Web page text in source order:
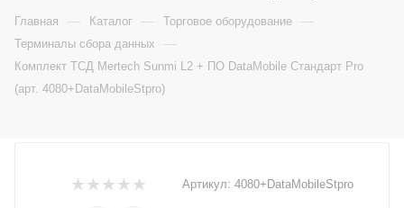
Главная — Каталог — Торговое оборудование —
Терминалы сбора данных —
Комплект ТСД Mertech Sunmi L2 + ПО DataMobile Стандарт Pro
(арт. 4080+DataMobileStpro)
Артикул: 4080+DataMobileStpro